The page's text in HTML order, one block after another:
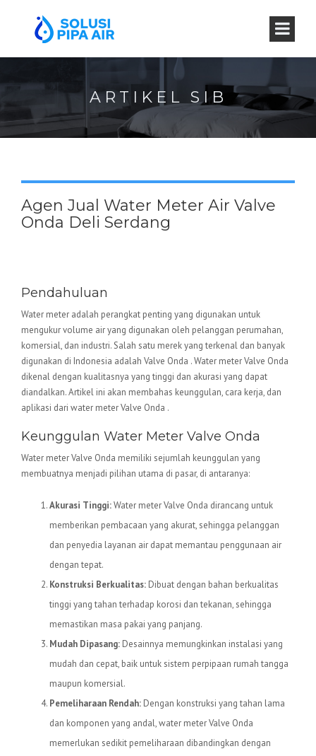
ARTIKEL SIB
Agen Jual Water Meter Air Valve
Onda Deli Serdang
Pendahuluan
Water meter adalah perangkat penting yang digunakan untuk
mengukur volume air yang digunakan oleh pelanggan perumahan,
komersial, dan industri. Salah satu merek yang terkenal dan banyak
digunakan di Indonesia adalah Valve Onda . Water meter Valve Onda
dikenal dengan kualitasnya yang tinggi dan akurasi yang dapat
diandalkan. Artikel ini akan membahas keunggulan, cara kerja, dan
aplikasi dari water meter Valve Onda .
Keunggulan Water Meter Valve Onda
Water meter Valve Onda memiliki sejumlah keunggulan yang
membuatnya menjadi pilihan utama di pasar, di antaranya:
Akurasi Tinggi:Water meter Valve Onda dirancang untuk
memberikan pembacaan yang akurat, sehingga pelanggan
dan penyedia layanan air dapat memantau penggunaan air
dengan tepat.
Konstruksi Berkualitas: Dibuat dengan bahan berkualitas
tinggi yang tahan terhadap korosi dan tekanan, sehingga
memastikan masa pakai yang panjang.
Mudah Dipasang: Desainnya memungkinkan instalasi yang
mudah dan cepat, baik untuk sistem perpipaan rumah tangga
maupun komersial.
Pemeliharaan Rendah: Dengan konstruksi yang tahan lama
dan komponen yang andal, water meter Valve Onda
memerlukan sedikit pemeliharaan dibandingkan dengan